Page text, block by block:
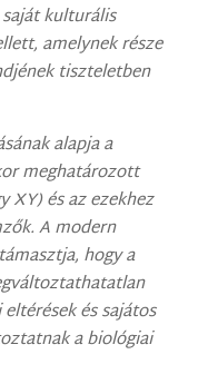
kulturális
amelynek része
tiszteletben
alapja a
meghatározott
XY) és az ezekhez
A modern
hogy a
és sajátos
a biológiai